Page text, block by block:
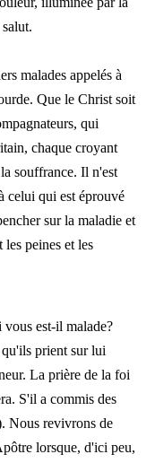
malades appelés à
Que le Christ soit
qui
chaque croyant
souffrance. Il n'est
celui qui est éprouvé
sur la maladie et
les peines et les
est-il malade?
prient sur lui
La prière de la foi
S'il a commis des
Nous revivrons de
lorsque, d'ici peu,